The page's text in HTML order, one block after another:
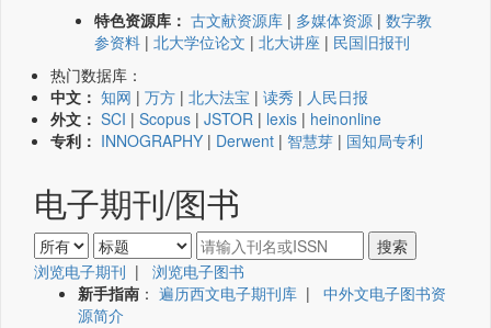
特色资源库： 古文献资源库 | 多媒体资源 | 数字教
参资料 | 北大学位论文 | 北大讲座 | 民国旧报刊
热门数据库：
中文： 知网 | 万方 | 北大法宝 | 读秀 | 人民日报
外文： SCI | Scopus | JSTOR | lexis | heinonline
专利： INNOGRAPHY | Derwent | 智慧芽 | 国知局专利
电子期刊/图书
浏览电子期刊 | 浏览电子图书
新手指南 ： 遍历西文电子期刊库 | 中外文电子图书资
源简介